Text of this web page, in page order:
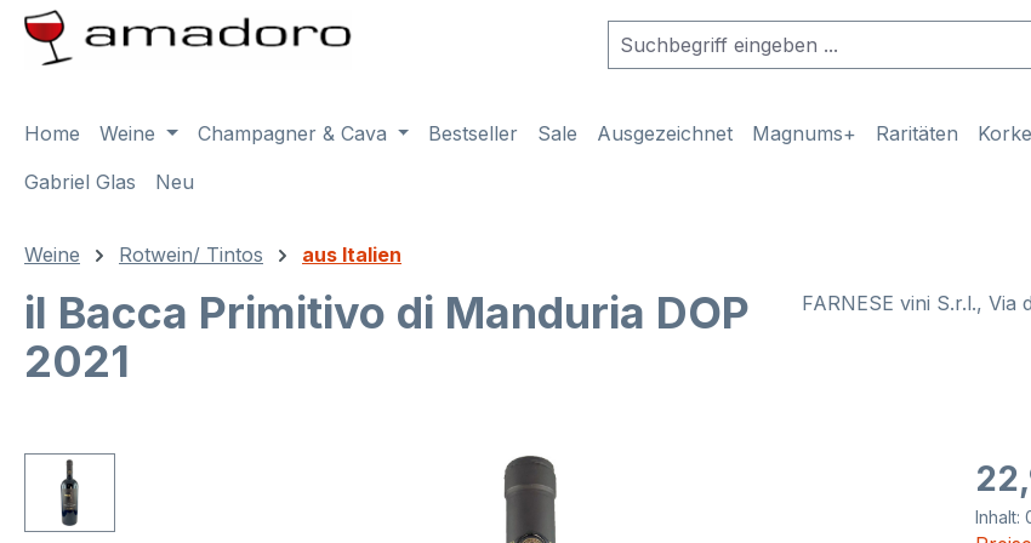
Hauptinhalt springen
Zur Suche springen
Zur Hauptnavigation springen
Home Weine Champagner & Cava Bestseller Sale Ausgezeichnet Magnums+ Raritäten
Gabriel Glas
Neu
Weine Rotwein/ Tintos aus Italien
il Bacca Primitivo di Manduria DOP
2021
FARNESE vini S.r.l.,
Bildergalerie überspringen
Inhalt: